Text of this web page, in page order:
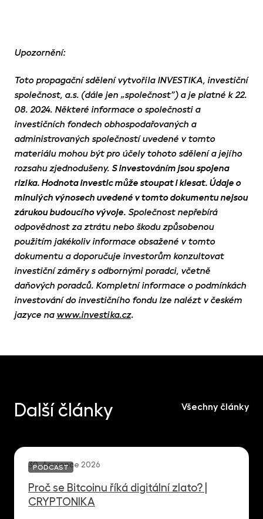
Upozornění:
Toto propagační sdělení vytvořila INVESTIKA, investiční
společnost, a.s. (dále jen „společnost”) a je platné k 22.
08. 2024. Některé informace o společnosti a
investičních fondech obhospodařovaných a
administrovaných společností uvedené v tomto
materiálu mohou být pro účely tohoto sdělení a jejího
rozsahu zjednodušeny. S investováním jsou spojena
rizika. Hodnota investic může stoupat i klesat. Údaje o
minulých výnosech uvedené v tomto dokumentu nejsou
zárukou budoucího vývoje. Společnost nepřebírá
odpovědnost za ztrátu nebo škodu způsobenou
použitím jakékoliv informace obsažené v tomto
dokumentu a doporučuje investorům konzultovat
investiční záměry s odbornými poradci, včetně
daňových poradců. Kompletní informace o podmínkách
investování do investičního fondu lze nalézt v českém
jazyce na www.investika.cz.
Další články Všechny články
30. července 2026
Proč se Bitcoinu říká digitální zlato? |
CRYPTONIKA
PODCAST